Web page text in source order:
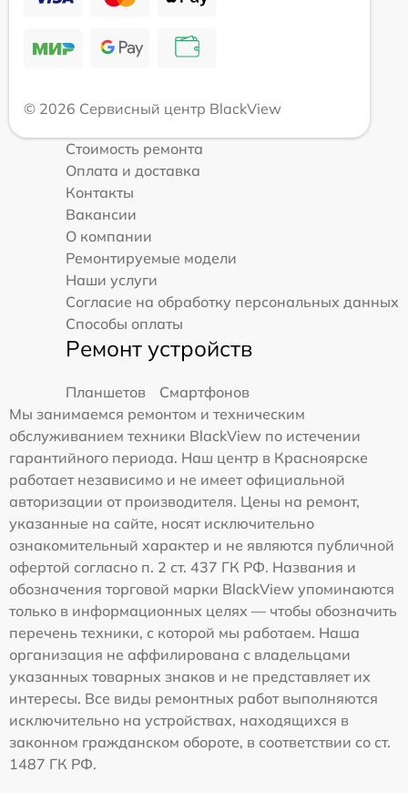
© 2026 Сервисный центр BlackView
Стоимость ремонта
Оплата и доставка
Контакты
Вакансии
О компании
Ремонтируемые модели
Наши услуги
Согласие на обработку персональных данных
Способы оплаты
Ремонт устройств
Планшетов
Смартфонов
Мы занимаемся ремонтом и техническим
обслуживанием техники BlackView по истечении
гарантийного периода. Наш центр в Красноярске
работает независимо и не имеет официальной
авторизации от производителя. Цены на ремонт,
указанные на сайте, носят исключительно
ознакомительный характер и не являются публичной
офертой согласно п. 2 ст. 437 ГК РФ. Названия и
обозначения торговой марки BlackView упоминаются
только в информационных целях — чтобы обозначить
перечень техники, с которой мы работаем. Наша
организация не аффилирована с владельцами
указанных товарных знаков и не представляет их
интересы. Все виды ремонтных работ выполняются
исключительно на устройствах, находящихся в
законном гражданском обороте, в соответствии со ст.
1487 ГК РФ.